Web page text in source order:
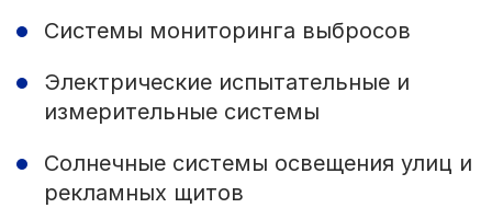
Системы мониторинга выбросов
Электрические испытательные и
измерительные системы
Солнечные системы освещения улиц и
рекламных щитов